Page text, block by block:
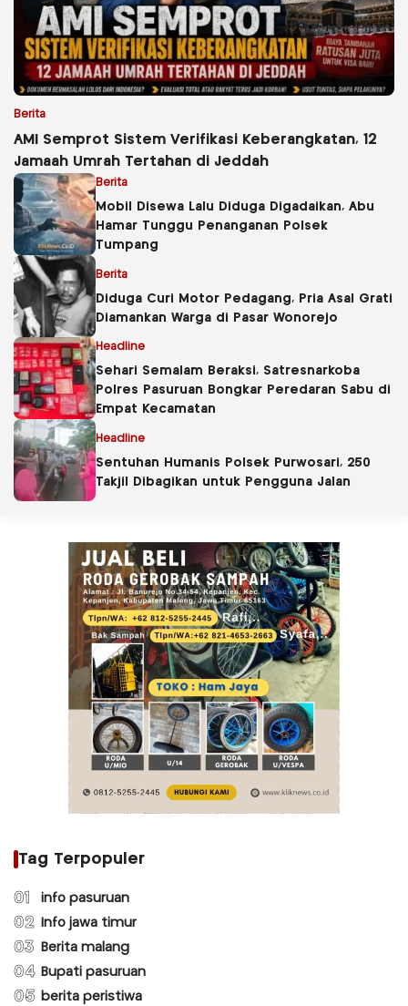
Berita
AMI Semprot Sistem Verifikasi Keberangkatan, 12
Jamaah Umrah Tertahan di Jeddah
Berita
Mobil Disewa Lalu Diduga Digadaikan, Abu
Hamar Tunggu Penanganan Polsek
Tumpang
Berita
Diduga Curi Motor Pedagang, Pria Asal Grati
Diamankan Warga di Pasar Wonorejo
Headline
Sehari Semalam Beraksi, Satresnarkoba
Polres Pasuruan Bongkar Peredaran Sabu di
Empat Kecamatan
Headline
Sentuhan Humanis Polsek Purwosari, 250
Takjil Dibagikan untuk Pengguna Jalan
Tag Terpopuler
01 info pasuruan
02 Info jawa timur
03 Berita malang
04 Bupati pasuruan
05 berita peristiwa